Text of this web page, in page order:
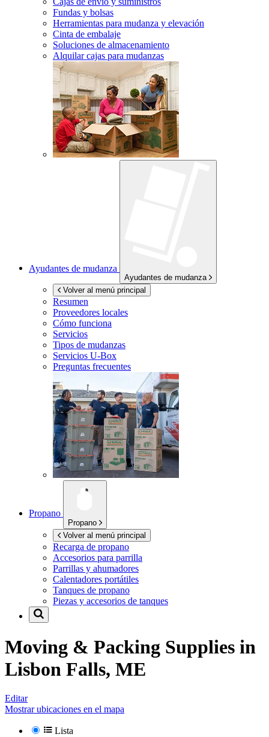
Fundas y bolsas
Herramientas para mudanza y elevación
Cinta de embalaje
Soluciones de almacenamiento
Alquilar cajas para mudanzas
Ayudantes de mudanza
Ayudantes de mudanza
Volver al menú principal
Resumen
Proveedores locales
Cómo funciona
Servicios
Tipos de mudanzas
Servicios U-Box
Preguntas frecuentes
Propano
Propano
Volver al menú principal
Recarga de propano
Accesorios para parrilla
Parrillas y ahumadores
Calentadores portátiles
Tanques de propano
Piezas y accesorios de tanques
Moving & Packing Supplies in
Lisbon Falls, ME
Editar
Mostrar ubicaciones en el mapa
Lista